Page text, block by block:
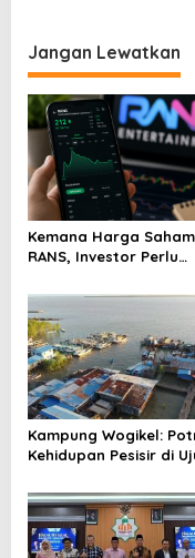
Jangan Lewatkan
Kemana Harga Saham
RANS, Investor Perlu
Menghindari Spekulasi
Berlebihan
Kampung Wogikel:
Kehidupan Pesisir di
Bertahan di Tengah
Keterbatasan